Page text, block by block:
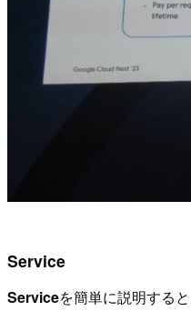
Service
Serviceを簡単に説明する